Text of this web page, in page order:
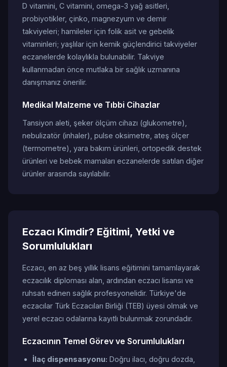
D vitamini, C vitamini, omega-3 yağ asitleri,
probiyotikler, çinko, magnezyum ve demir
takviyeleri; hamileler için folik asit ve gebelik
vitaminleri; yaşlılar için kemik güçlendirici takviyeler
eczanelerde kolaylıkla bulunabilir. Takviye
kullanmadan önce mutlaka bir sağlık uzmanına
danışmanız önerilir.
Medikal Malzeme ve Tıbbi Cihazlar
Tansiyon aleti, şeker ölçüm cihazı (glukometre),
nebulizatör (inhaler), pulse oksimetre, ateş ölçer
(termometre), yara bakım ürünleri, ortopedik destek
ürünleri ve bebek mamaları eczanelerde satılan diğer
ürünler arasında sayılabilir.
Eczacı Kimdir? Eğitimi, Yetki ve
Sorumlulukları
Eczacı, en az beş yıllık lisans eğitimini tamamlayarak
eczacılık diploması alan, ardından eczacı lisansı ve
ruhsatı edinen sağlık profesyonelidir. Türkiye'de
eczacılar Türk Eczacıları Birliği (TEB) üyesi olmak ve
yerel eczacı odalarına kayıtlı bulunmak zorundadır.
Eczacının Temel Görev ve Sorumlulukları
İlaç dispensasyonu: Doğru ilacı, doğru dozda,